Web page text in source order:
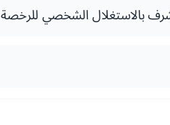
بالاستغلال الشخصي للرخصة